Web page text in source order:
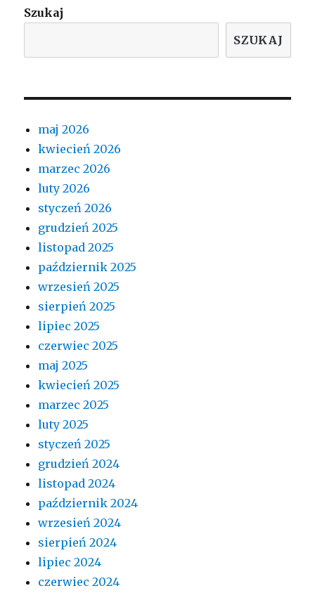
Szukaj
SZUKAJ
maj 2026
kwiecień 2026
marzec 2026
luty 2026
styczeń 2026
grudzień 2025
listopad 2025
październik 2025
wrzesień 2025
sierpień 2025
lipiec 2025
czerwiec 2025
maj 2025
kwiecień 2025
marzec 2025
luty 2025
styczeń 2025
grudzień 2024
listopad 2024
październik 2024
wrzesień 2024
sierpień 2024
lipiec 2024
czerwiec 2024